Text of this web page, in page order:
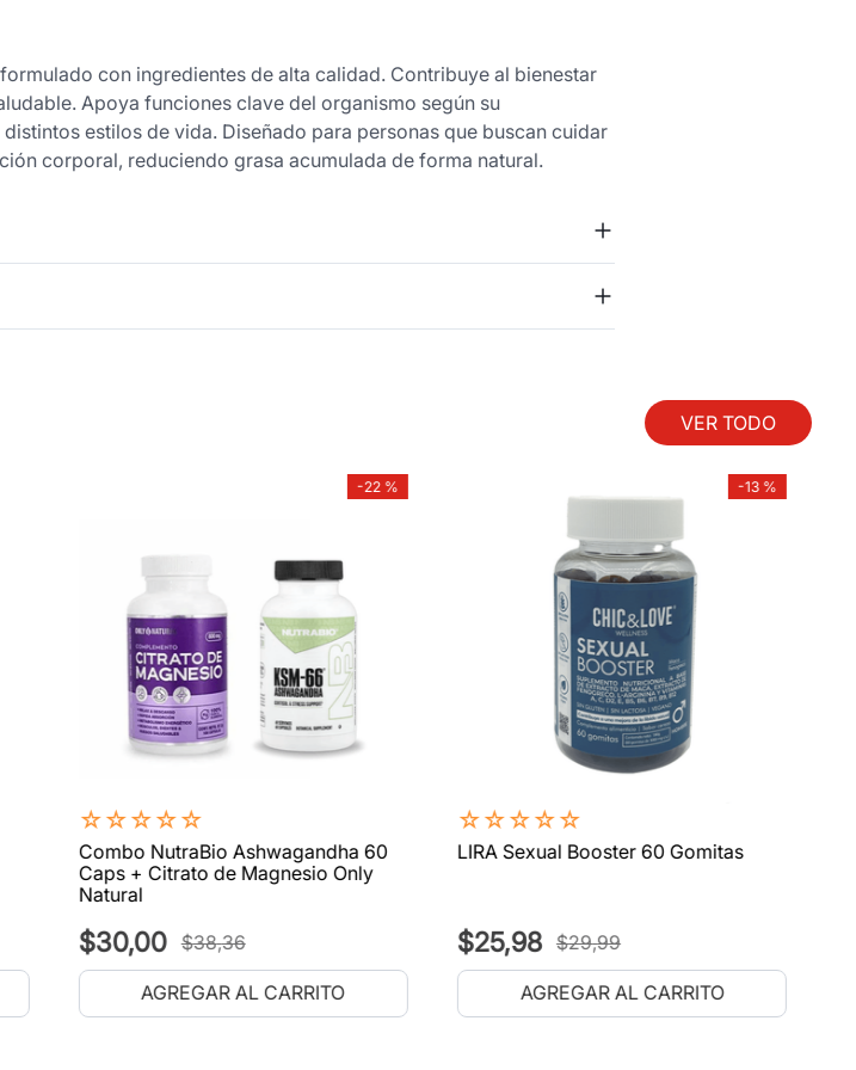
con ingredientes de alta calidad. Contribuye al bienestar
Apoya funciones clave del organismo según su
estilos de vida. Diseñado para personas que buscan cuidar
corporal, reduciendo grasa acumulada de forma natural.
VER TODO
-22 %
☆☆☆☆☆
Combo NutraBio Ashwagandha 60
Caps + Citrato de Magnesio Only
Natural
$30,00 $38,36
AGREGAR AL CARRITO
-13 %
☆☆☆☆☆
LIRA Sexual Booster 60 Gomitas
$25,98 $29,99
AGREGAR AL CARRITO